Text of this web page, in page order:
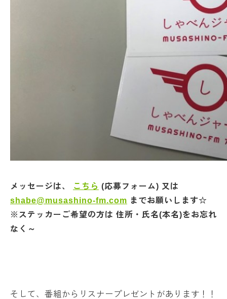
メッセージは、 こちら (応募フォーム) 又は
shabe@musashino-fm.com までお願いします☆
※ステッカーご希望の方は 住所・氏名(本名)をお忘れ
なく～
そして、番組からリスナープレゼントがあります！！